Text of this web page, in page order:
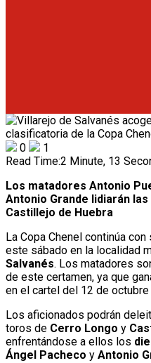
0
1
Read Time:2 Minute, 13
Los matadores Antonio
Antonio Grande lidiarán
Castillejo de Huebra
La Copa Chenel continúa
este sábado en la localidad
Salvanés. Los matadores
de este certamen, ya que
en el cartel del 12 de octubre
Los aficionados podrán
toros de Cerro Longo y
enfrentándose a ellos los
Ángel Pacheco y Antonio